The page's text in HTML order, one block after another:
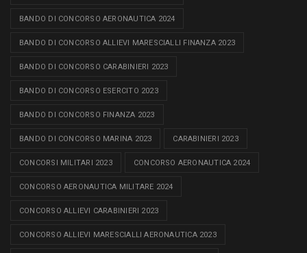
BANDO DI CONCORSO AERONAUTICA 2024
BANDO DI CONCORSO ALLIEVI MARESCIALLI FINANZA 2023
BANDO DI CONCORSO CARABINIERI 2023
BANDO DI CONCORSO ESERCITO 2023
BANDO DI CONCORSO FINANZA 2023
BANDO DI CONCORSO MARINA 2023 CARABINIERI 2023
CONCORSI MILITARI 2023 CONCORSO AERONAUTICA 2024
CONCORSO AERONAUTICA MILITARE 2024
CONCORSO ALLIEVI CARABINIERI 2023
CONCORSO ALLIEVI MARESCIALLI AERONAUTICA 2023